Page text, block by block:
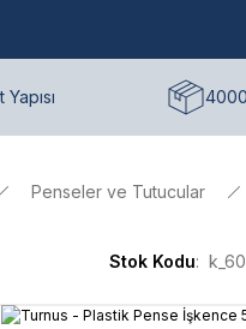
Penseler ve Tutucular
Stok Kodu